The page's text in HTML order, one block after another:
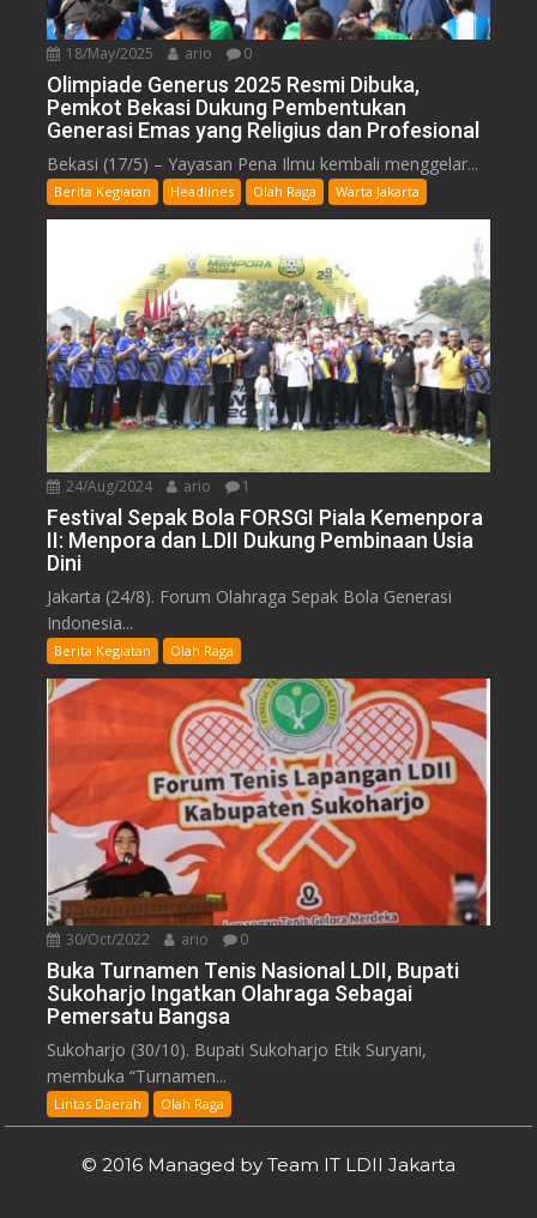
18/May/2025 ario 0
Olimpiade Generus 2025 Resmi Dibuka,
Pemkot Bekasi Dukung Pembentukan
Generasi Emas yang Religius dan Profesional
Bekasi (17/5) – Yayasan Pena Ilmu kembali menggelar...
Berita Kegiatan Headlines Olah Raga Warta Jakarta
24/Aug/2024 ario 1
Festival Sepak Bola FORSGI Piala Kemenpora
II: Menpora dan LDII Dukung Pembinaan Usia
Dini
Jakarta (24/8). Forum Olahraga Sepak Bola Generasi
Indonesia...
Berita Kegiatan Olah Raga
30/Oct/2022 ario 0
Buka Turnamen Tenis Nasional LDII, Bupati
Sukoharjo Ingatkan Olahraga Sebagai
Pemersatu Bangsa
Sukoharjo (30/10). Bupati Sukoharjo Etik Suryani,
membuka “Turnamen...
Lintas Daerah Olah Raga
© 2016 Managed by Team IT LDII Jakarta